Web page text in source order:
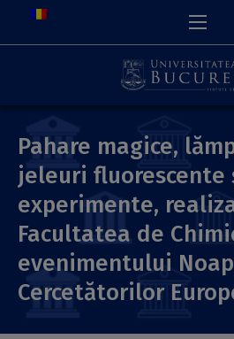
Pahare magice,
jeleuri
experimente,
Facultatea de
evenimentului
Cercetătorilor